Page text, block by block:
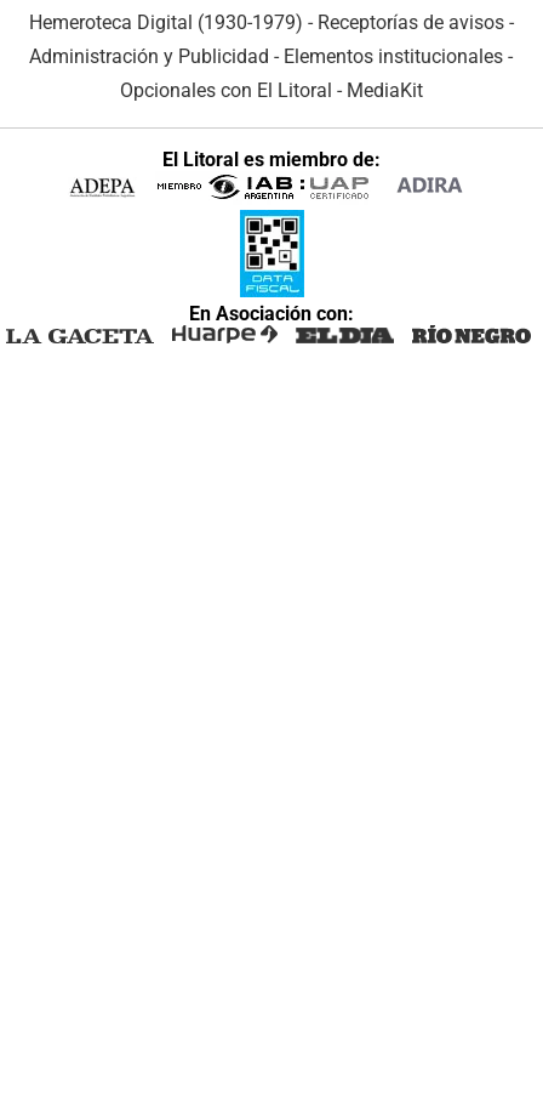
Hemeroteca Digital (1930-1979) - Receptorías de avisos -
Administración y Publicidad - Elementos institucionales -
Opcionales con El Litoral - MediaKit
El Litoral es miembro de:
En Asociación con: